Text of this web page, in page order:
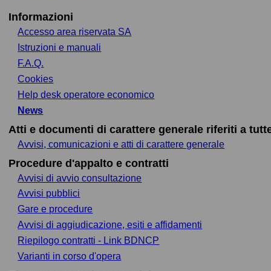
Informazioni
Accesso area riservata SA
Istruzioni e manuali
F.A.Q.
Cookies
Help desk operatore economico
News
Atti e documenti di carattere generale riferiti a
Avvisi, comunicazioni e atti di carattere generale
Procedure d'appalto e contratti
Avvisi di avvio consultazione
Avvisi pubblici
Gare e procedure
Avvisi di aggiudicazione, esiti e affidamenti
Riepilogo contratti - Link BDNCP
Varianti in corso d'opera